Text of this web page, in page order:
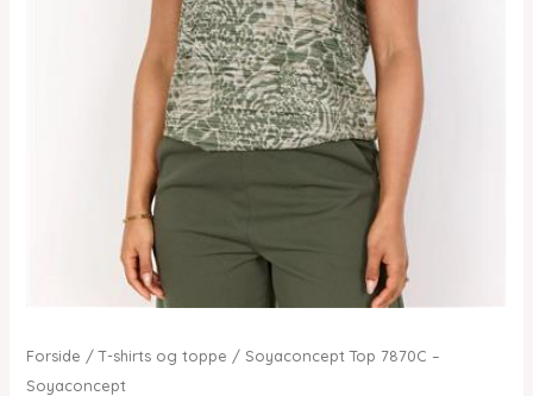
Forside /T-shirts og toppe / Soyaconcept Top 7870C –
Soyaconcept